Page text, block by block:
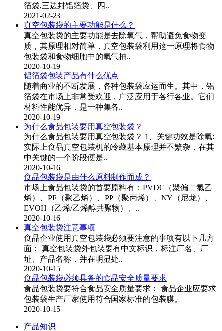
箔袋,三边封铝箔袋、四..
2021-02-23
真空包装袋的主要功能是什么？
真空包装袋的主要功能是去除氧气，帮助避免食物变
质，其原理相对简单，真空包装袋利用这一原理将食物
包装袋和食物细胞中的氧气抽..
2020-10-19
铝箔袋包装产品有什么优点
随着商业的不断发展，各种包装袋应运而生。其中，铝
箔袋在市场上非常受欢迎，广泛应用于各行各业。它们
材料性能优异，是一种集各..
2020-10-19
为什么食品包装要用真空包装袋？
为什么食品包装要用真空包装袋？ 1、关键功效是除氧:
实际上食品真空包装机的冷藏基本原理并不繁杂，在其
中关键的一个阶段便是..
2020-10-16
食品包装袋是由什么原料制作而成？
市场上食品包装袋的首要原料有：PVDC（聚偏二氯乙
烯）、PE（聚乙烯）、PP（聚丙烯）、NY（尼龙）、
EVOH（乙烯/乙烯醇共聚物）、..
2020-10-16
真空包装袋注意事项
食品企业使用真空包装袋必须要注意的事项有以下几方
面： 真空包装袋外包装要有中文标识，标注厂名、厂
址、产品名称，并在明显处..
2020-10-15
食品包装袋必须具备的食品安全质量要求
食品包装袋要符合食品安全质量要求： 食品企业应要求
包装袋生产厂家使用符合国家标准的包装膜。
2020-10-15
产品知识